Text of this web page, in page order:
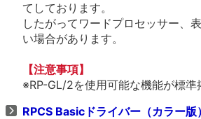
てしております。
したがってワードプロセッサー、
い場合があります。
【注意事項】
※RP-GL/2を使用可能な機能が標
RPCS Basicドライバー（カラー